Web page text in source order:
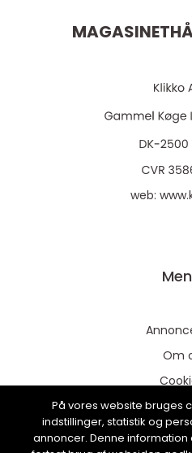
web:
Om
På vores website bruges
indstillinger, statistik og
annoncer. Denne